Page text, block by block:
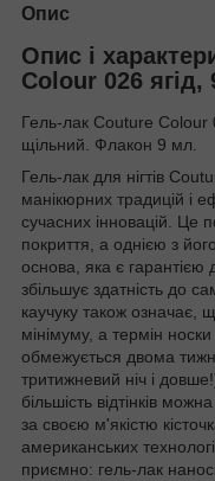
Опис
Опис і
Colour 026 ягід,
Гель-лак Couture Colour
щільний. Флакон 9 мл.
Гель-лак для нігтів
манікюрних традицій і
сучасних інновацій. Це
покриття, а однією з
основа, яка є гарантією
збільшує здатність до
каучуку також означає,
мінімуму, а термін
обмежується двома
тритижневий ніч і
більшість відтінків
за своєю м'якістю
американських
приємно: гель-лак